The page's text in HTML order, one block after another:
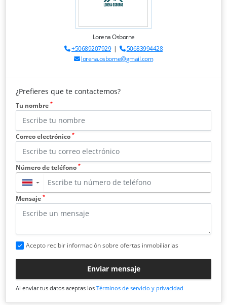
Lorena Osborne
+50689207929|
50683994428
lorena.osborne@gmail.com
¿Prefieres que te contactemos?
Tu nombre *
Correo electrónico *
Número de teléfono *
▼
Mensaje *
Acepto recibir información sobre ofertas inmobiliarias
Enviar mensaje
Al enviar tus datos aceptas los Términos de servicio y privacidad